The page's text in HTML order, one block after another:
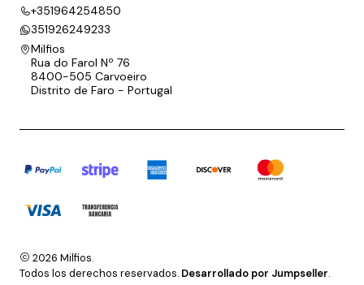
+351964254850
351926249233
Milfios
Rua do Farol Nº 76
8400-505 Carvoeiro
Distrito de Faro - Portugal
2026 Milfios.
Todos los derechos reservados. Desarrollado por Jumpseller.